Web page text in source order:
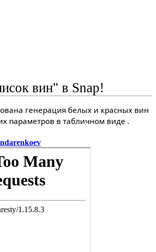
вин" в Snap!
генерация белых и красных вин
параметров в табличном виде .